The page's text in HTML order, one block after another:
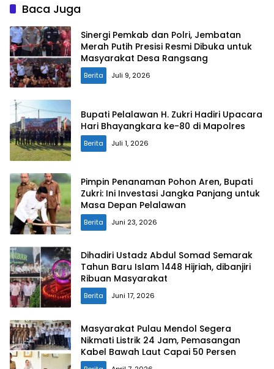
Baca Juga
Sinergi Pemkab dan Polri, Jembatan
Merah Putih Presisi Resmi Dibuka untuk
Masyarakat Desa Rangsang
Berita Juli 9, 2026
Bupati Pelalawan H. Zukri Hadiri Upacara
Hari Bhayangkara ke-80 di Mapolres
Berita Juli 1, 2026
Pimpin Penanaman Pohon Aren, Bupati
Zukri: Ini Investasi Jangka Panjang untuk
Masa Depan Pelalawan
Berita Juni 23, 2026
Dihadiri Ustadz Abdul Somad Semarak
Tahun Baru Islam 1448 Hijriah, dibanjiri
Ribuan Masyarakat
Berita Juni 17, 2026
Masyarakat Pulau Mendol Segera
Nikmati Listrik 24 Jam, Pemasangan
Kabel Bawah Laut Capai 50 Persen